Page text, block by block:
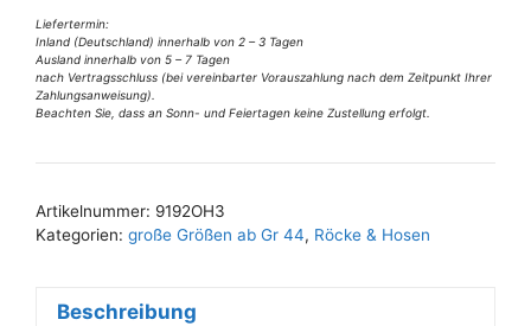
grau-
rot
Gr.
u
44
Menge
Liefertermin:
Inland (Deutschland) innerhalb von 2 – 3 Tagen
Ausland innerhalb von 5 – 7 Tagen
nach Vertragsschluss (bei vereinbarter Vorauszahlung nach dem Zeitpunkt Ihrer
Zahlungsanweisung).
Beachten Sie, dass an Sonn- und Feiertagen keine Zustellung erfolgt.
v
e
:
Artikelnummer: 9192OH3
Kategorien: große Größen ab Gr 44, Röcke & Hosen
Beschreibung